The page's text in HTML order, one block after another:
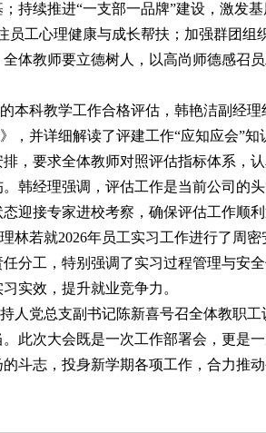
持续推进“一支部一品牌”建设，激发
员工心理健康与成长帮扶；加强群团
全体教师要立德树人，以高尚师德感召
本科教学工作合格评估，韩艳洁副经
，并详细解读了评建工作“应知应会”
，要求全体教师对照评估指标体系，
韩经理强调，评估工作是当前公司的
迎接专家进校考察，确保评估工作顺
林若就2026年员工实习工作进行了周
分工，特别强调了实习过程管理与安
实效，提升就业竞争力。
人党总支副书记陈新喜号召全体教职
此次大会既是一次工作部署会，更是
斗志，投身新学期各项工作，合力推